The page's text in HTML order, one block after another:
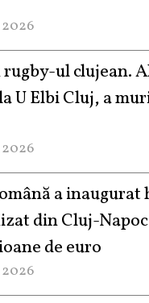
ul clujean.
U Elbi Cluj, a
a
din Cluj-
de euro